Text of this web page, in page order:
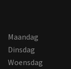
Maandag
Dinsdag
Woensdag